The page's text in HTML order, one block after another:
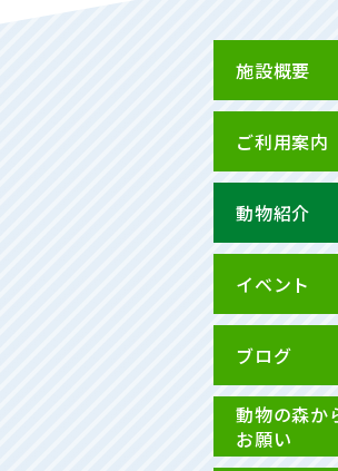
施設概要
ご利用案内
動物紹介
イベント
ブログ
動物の森か
お願い